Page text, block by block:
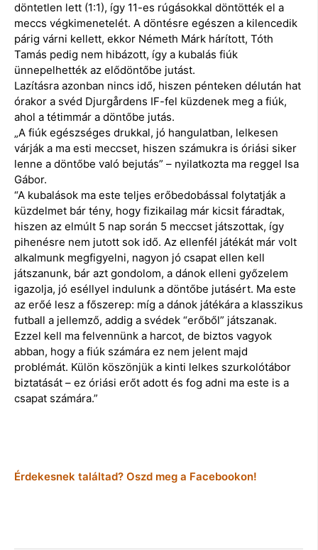
döntetlen lett (1:1), így 11-es rúgásokkal döntötték el a
meccs végkimenetelét. A döntésre egészen a kilencedik
párig várni kellett, ekkor Németh Márk hárított, Tóth
Tamás pedig nem hibázott, így a kubalás fiúk
ünnepelhették az elődöntőbe jutást.
Lazításra azonban nincs idő, hiszen pénteken délután hat
órakor a svéd Djurgårdens IF-fel küzdenek meg a fiúk,
ahol a tétimmár a döntőbe jutás.
„A fiúk egészséges drukkal, jó hangulatban, lelkesen
várják a ma esti meccset, hiszen számukra is óriási siker
lenne a döntőbe való bejutás” – nyilatkozta ma reggel Isa
Gábor.
“A kubalások ma este teljes erőbedobással folytatják a
küzdelmet bár tény, hogy fizikailag már kicsit fáradtak,
hiszen az elmúlt 5 nap során 5 meccset játszottak, így
pihenésre nem jutott sok idő. Az ellenfél játékát már volt
alkalmunk megfigyelni, nagyon jó csapat ellen kell
játszanunk, bár azt gondolom, a dánok elleni győzelem
igazolja, jó eséllyel indulunk a döntőbe jutásért. Ma este
az erőé lesz a főszerep: míg a dánok játékára a klasszikus
futball a jellemző, addig a svédek “erőből” játszanak.
Ezzel kell ma felvennünk a harcot, de biztos vagyok
abban, hogy a fiúk számára ez nem jelent majd
problémát. Külön köszönjük a kinti lelkes szurkolótábor
biztatását – ez óriási erőt adott és fog adni ma este is a
csapat számára.”
Érdekesnek találtad? Oszd meg a Facebookon!